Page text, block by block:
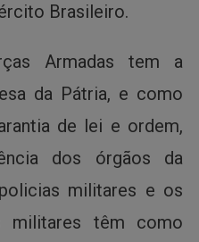
Brasileiro.
Armadas tem a
da Pátria, e como
de lei e ordem,
dos órgãos da
militares e os
militares têm como